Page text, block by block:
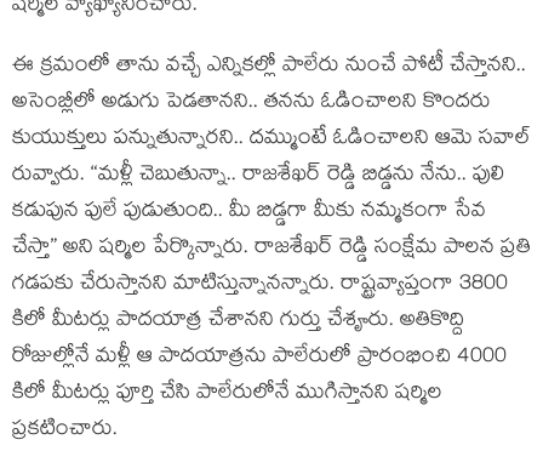
ష‌ర్మిల వ్యాఖ్యానించారు.
ఈ క్ర‌మంలో తాను వ‌చ్చే ఎన్నిక‌ల్లో పాలేరు నుంచే పోటీ చేస్తాన‌ని..
అసెంబ్లీలో అడుగు పెడ‌తాన‌ని.. త‌న‌ను ఓడించాల‌ని కొంద‌రు
కుయుక్తులు ప‌న్నుతున్నార‌ని.. ద‌మ్ముంటే ఓడించాల‌ని ఆమె స‌వాల్
రువ్వారు. “మళ్లీ చెబుతున్నా.. రాజశేఖర్ రెడ్డి బిడ్డను నేను.. పులి
కడుపున పులే పుడుతుంది.. మీ బిడ్డగా మీకు నమ్మకంగా సేవ
చేస్తా” అని షర్మిల‌ పేర్కొన్నారు. రాజశేఖర్ రెడ్డి సంక్షేమ పాలన ప్రతి
గడపకు చేరుస్తానని మాటిస్తున్నాన‌న్నారు. రాష్ట్రవ్యాప్తంగా 3800
కిలో మీటర్లు పాదయాత్ర చేశానని గుర్తు చేశౄరు. అతికొద్ది
రోజుల్లోనే మళ్లీ ఆ పాదయాత్రను పాలేరులో ప్రారంభించి 4000
కిలో మీటర్లు పూర్తి చేసి పాలేరులోనే ముగిస్తానని ష‌ర్మిల
ప్ర‌క‌టించారు.